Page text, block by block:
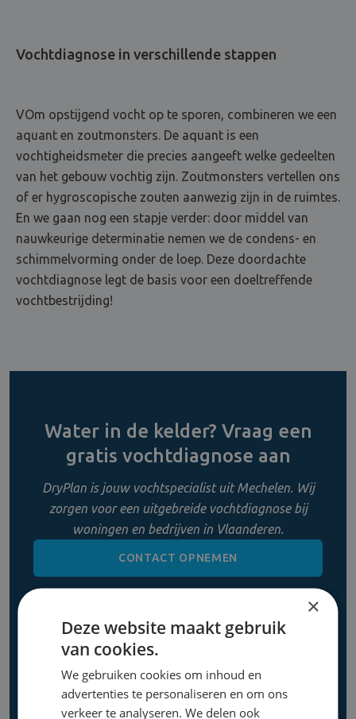
Vochtdiagnose in verschillende stappen
VOm opstijgend vocht op te sporen, combineren we een
aquant en zoutmonsters. De aquant is een
vochtigheidsmeter die precies aangeeft welke gedeelten
van het gebouw vochtig zijn. Zoutmonsters vertellen ons
of er hygroscopische zouten aanwezig zijn in de ruimtes.
En we gaan nog een stapje verder: door middel van
nauwkeurige determinatie nemen we de condens- en
schimmelvorming onder de loep. Deze doordachte
vochtdiagnose legt de basis voor een doeltreffende
vochtbestrijding!
Water in de kelder? Vraag een
gratis vochtdiagnose aan
DryPlan is jouw vochtspecialist uit Mechelen. Wij
zorgen voor een uitgebreide vochtdiagnose bij
woningen en bedrijven in Vlaanderen.
CONTACT OPNEMEN
×
Deze website maakt gebruik
van cookies.
We gebruiken cookies om inhoud en
advertenties te personaliseren en om ons
verkeer te analyseren. We delen ook